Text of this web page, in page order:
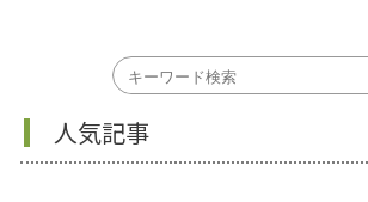
人気記事